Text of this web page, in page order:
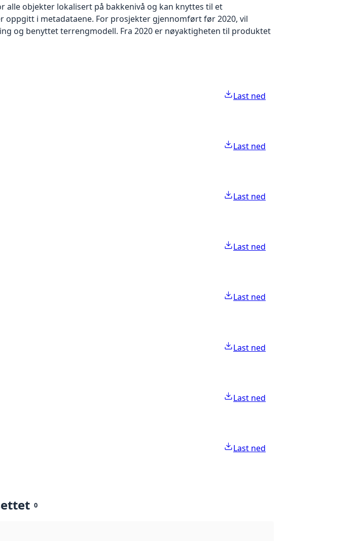
objekter lokalisert på bakkenivå og kan knyttes til et
i metadataene. For prosjekter gjennomført før 2020, vil
og benyttet terrengmodell. Fra 2020 er nøyaktigheten til produktet
Last ned
Last ned
Last ned
Last ned
Last ned
Last ned
Last ned
Last ned
0